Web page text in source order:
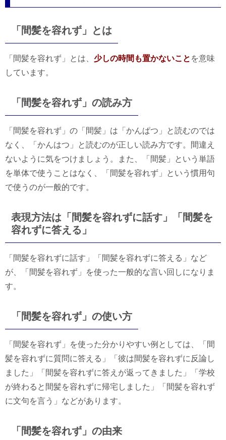
「間髪を容れず」とは
「間髪を容れず」とは、 少しの時間も置かないこと を意味
しています。
「間髪を容れず」の読み方
「間髪を容れず」の「間髪」は「かんぱつ」と読むのでは
なく、「かんはつ」と読むのが正しい読み方です。間違え
ないように気をつけましょう。また、「間髪」という単語
を単体で使うことはなく、「間髪を容れず」という慣用句
で使うのが一般的です。
表現方法は「間髪を容れずに話す」「間髪を
容れずに答える」
「間髪を容れずに話す」「間髪を容れずに答える」など
が、「間髪を容れず」を使った一般的な言い回しになりま
す。
「間髪を容れず」の使い方
「間髪を容れず」を使った分かりやすい例としては、「間
髪を容れずに質問に答える」「彼は間髪を容れずに反論し
ました」「間髪を容れずに答えが返ってきました」「学校
が終わると間髪を容れずに帰宅しました」「間髪を容れず
に文句を言う」などがあります。
「間髪を容れず」の由来